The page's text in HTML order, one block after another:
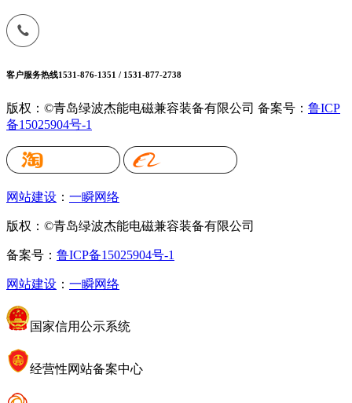
客户服务热线1531-876-1351 / 1531-877-2738
版权：©青岛绿波杰能电磁兼容装备有限公司 备案号： 鲁ICP
备15025904号-1
网站建设 ： 一瞬网络
版权：©青岛绿波杰能电磁兼容装备有限公司
备案号： 鲁ICP备15025904号-1
网站建设 ： 一瞬网络
国家信用公示系统
经营性网站备案中心